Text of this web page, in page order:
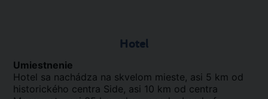
Hotel
Umiestnenie
Hotel sa nachádza na skvelom mieste, asi 5 km od
historického centra Side, asi 10 km od centra